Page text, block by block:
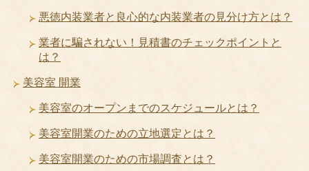
悪徳内装業者と良心的な内装業者の見分け方とは？
業者に騙されない！見積書のチェックポイントと
は？
美容室 開業
美容室のオープンまでのスケジュールとは？
美容室開業のための立地選定とは？
美容室開業のための市場調査とは？